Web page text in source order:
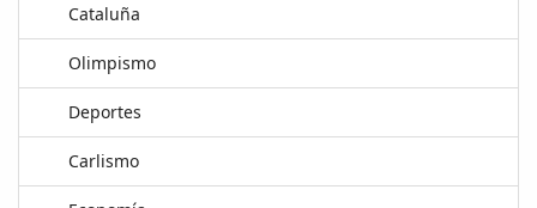
Cataluña
Olimpismo
Deportes
Carlismo